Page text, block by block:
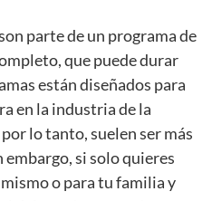
parte de un programa de
que puede durar
están diseñados para
en la industria de la
lo tanto, suelen ser más
si solo quieres
o para tu familia y